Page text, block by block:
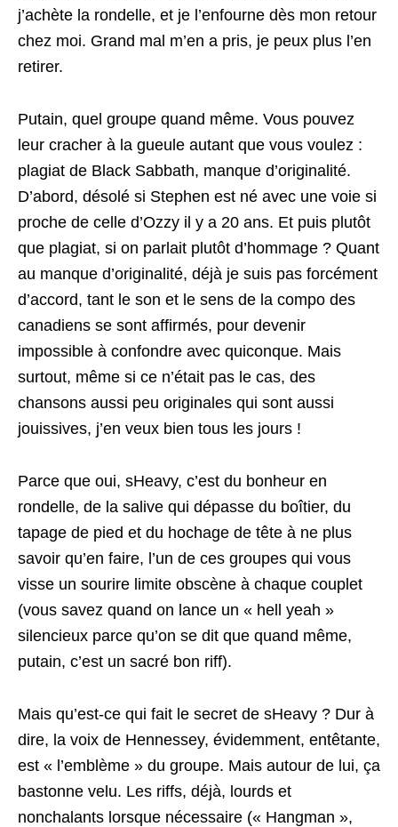
j’achète la rondelle, et je l’enfourne dès mon retour
chez moi. Grand mal m’en a pris, je peux plus l’en
retirer.
Putain, quel groupe quand même. Vous pouvez
leur cracher à la gueule autant que vous voulez :
plagiat de Black Sabbath, manque d’originalité.
D’abord, désolé si Stephen est né avec une voie si
proche de celle d’Ozzy il y a 20 ans. Et puis plutôt
que plagiat, si on parlait plutôt d’hommage ? Quant
au manque d’originalité, déjà je suis pas forcément
d’accord, tant le son et le sens de la compo des
canadiens se sont affirmés, pour devenir
impossible à confondre avec quiconque. Mais
surtout, même si ce n’était pas le cas, des
chansons aussi peu originales qui sont aussi
jouissives, j’en veux bien tous les jours !
Parce que oui, sHeavy, c’est du bonheur en
rondelle, de la salive qui dépasse du boîtier, du
tapage de pied et du hochage de tête à ne plus
savoir qu’en faire, l’un de ces groupes qui vous
visse un sourire limite obscène à chaque couplet
(vous savez quand on lance un « hell yeah »
silencieux parce qu’on se dit que quand même,
putain, c’est un sacré bon riff).
Mais qu’est-ce qui fait le secret de sHeavy ? Dur à
dire, la voix de Hennessey, évidemment, entêtante,
est « l’emblème » du groupe. Mais autour de lui, ça
bastonne velu. Les riffs, déjà, lourds et
nonchalants lorsque nécessaire (« Hangman »,